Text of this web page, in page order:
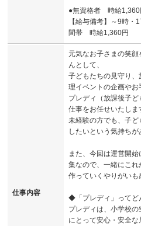
●無資格者 時給1,360
【給与備考】～9時
間帯 時給1,360円
仕事内容
元気なお子さまの笑顔
んとして、
子どもたちの見守り
理イベントの企画やお
プレディ（放課後子
仕事をお任せいたしま
未経験の方でも、子
したいという気持ちが
また、今回は運営開
集なので、一緒にこ
作っていくやりがいも
◆「プレディ」ってど
プレディは、小学校
にとって安心・安全